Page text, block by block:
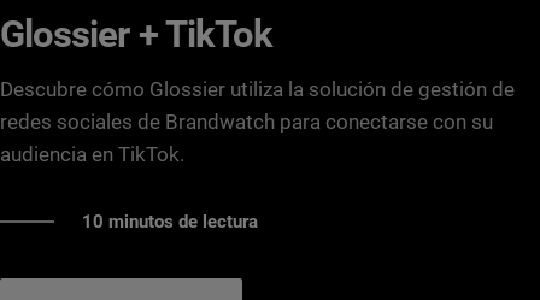
Glossier + TikTok
Descubre cómo Glossier utiliza la solución de gestión de
redes sociales de Brandwatch para conectarse con su
audiencia en TikTok.
10 minutos de lectura